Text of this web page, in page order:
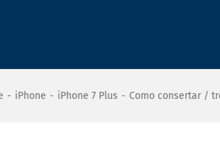
- iPhone - iPhone 7 Plus - Como consertar /